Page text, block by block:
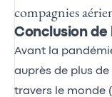
compagnies
Conclusion de
Avant la
auprès de plus
travers le monde